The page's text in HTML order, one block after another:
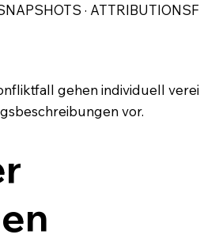
·
gehen individuell
vor.